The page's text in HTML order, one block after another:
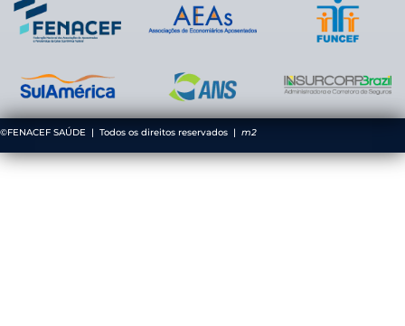
©FENACEF SAÚDE | Todos os direitos reservados | m2